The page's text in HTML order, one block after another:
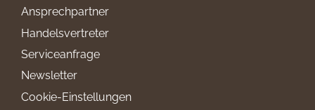
Ansprechpartner
Handelsvertreter
Serviceanfrage
Newsletter
Cookie-Einstellungen